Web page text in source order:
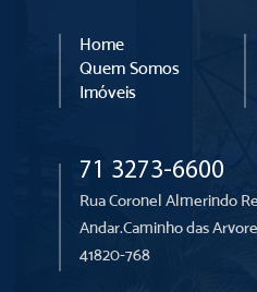
Home
Quem Somos
Imóveis
71 3273-6600
Rua Coronel Almerindo
Andar.Caminho das
41820-768